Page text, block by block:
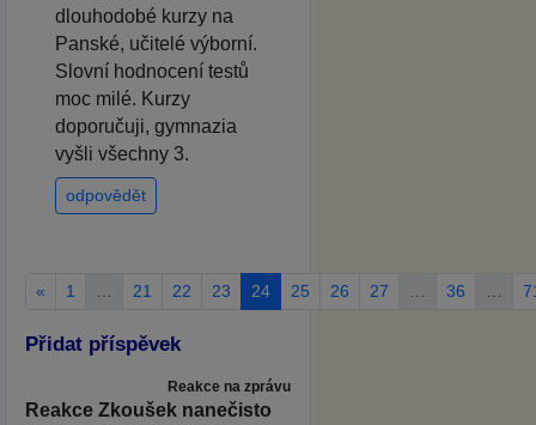
dlouhodobé kurzy na
Panské, učitelé výborní.
Slovní hodnocení testů
moc milé. Kurzy
doporučuji, gymnazia
vyšli všechny 3.
odpovědět
« 1 21 22 23 24 25 26 27 36
Přidat příspěvek
Reakce na zprávu
Reakce Zkoušek nanečisto